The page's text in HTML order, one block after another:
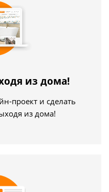
из дома!
проект и сделать
из дома!